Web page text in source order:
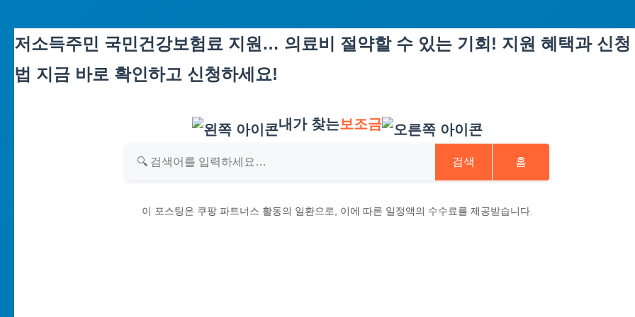
Skip
content
저소득주민 국민건강보험료 지원… 의료비 절약할 수 있는 기회! 지원 혜택과 신청
법 지금 바로 확인하고 신청하세요!
내가 찾는보조금
검색 홈
이 포스팅은 쿠팡 파트너스 활동의 일환으로, 이에 따른 일정액의 수수료를 제공받습니다.